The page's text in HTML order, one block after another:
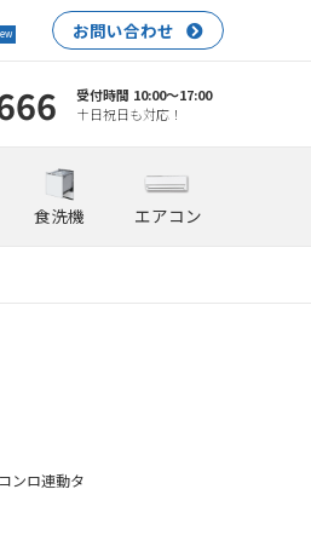
お問い合わせ
受付時間 10:00〜17:00
土日祝日も対応！
食洗機 エアコン
ンロ連動タ